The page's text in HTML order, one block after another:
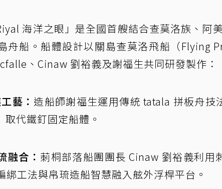
海洋之眼」是全國首艘結合查莫洛族、阿
舟船。船體設計以關島查莫洛飛船（Flying
、Cinaw 劉裕義及謝福生共同研發製作：
藝： 造船師謝福生運用傳統 tatala 拼板舟技
代鐵釘固定船體。
融合： 莿桐部落船團團長 Cinaw 劉裕義利用
綁工法與帛琉造船智慧融入舷外浮桿平台。